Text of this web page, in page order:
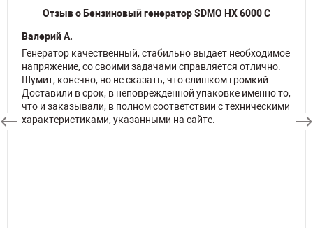
Отзыв о Бензиновый генератор SDMO HX 6000 C
Валерий А.
Генератор качественный, стабильно выдает необходимое
напряжение, со своими задачами справляется отлично.
Шумит, конечно, но не сказать, что слишком громкий.
Доставили в срок, в неповрежденной упаковке именно то,
что и заказывали, в полном соответствии с техническими
характеристиками, указанными на сайте.